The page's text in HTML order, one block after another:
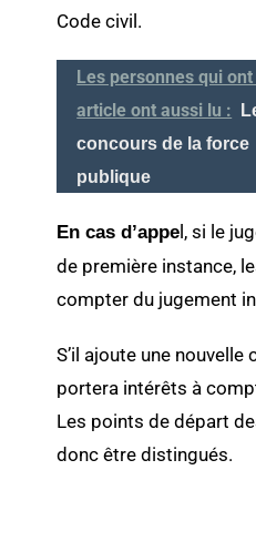
Code civil.
Les personnes qui
article ont aussi lu :
concours de la force
publique
En cas d’appel, si le
de première instance,
compter du jugement
S’il ajoute une
portera intérêts à
Les points de départ
donc être distingués.